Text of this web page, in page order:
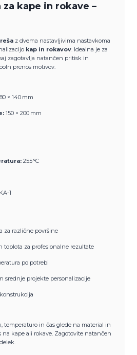
kape in rokave –
z dvema nastavljivima nastavkoma
kap in rokavov. Idealna je za
zagotavlja natančen pritisk in
prenos motivov.
× 140 mm
150 × 200 mm
255 °C
za različne površine
toplota za profesionalne rezultate
po potrebi
srednje projekte personalizacije
temperaturo in čas glede na material in
na kape ali rokave. Zagotovite natančen